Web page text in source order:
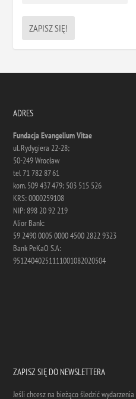
ADRES
Fundacja Evangelium Vitae
ul. Rydygiera 22-28;
50-249 Wrocław
tel 71 782 87 61
kom. 509 437 479; 503 515 526
KRS: 0000259108
NIP: 898 20 92 219
Alior Bank:
59 2490 0005 0000 4500 2822 9323
Bank PeKaO S.A:
95124040251111001082020504
ZAPISZ SIĘ DO NEWSLETTERA
Jeśli chcesz na bieżąco śledzić